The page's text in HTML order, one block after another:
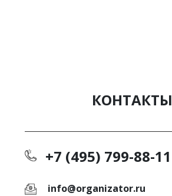
КОНТАКТЫ
+7 (495) 799-88-11
info@organizator.ru